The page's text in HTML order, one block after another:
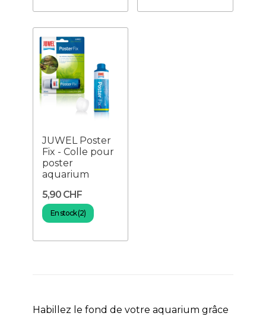
JUWEL Poster
Fix - Colle pour
poster
aquarium
5,90 CHF
En stock (2)
Habillez le fond de votre aquarium grâce